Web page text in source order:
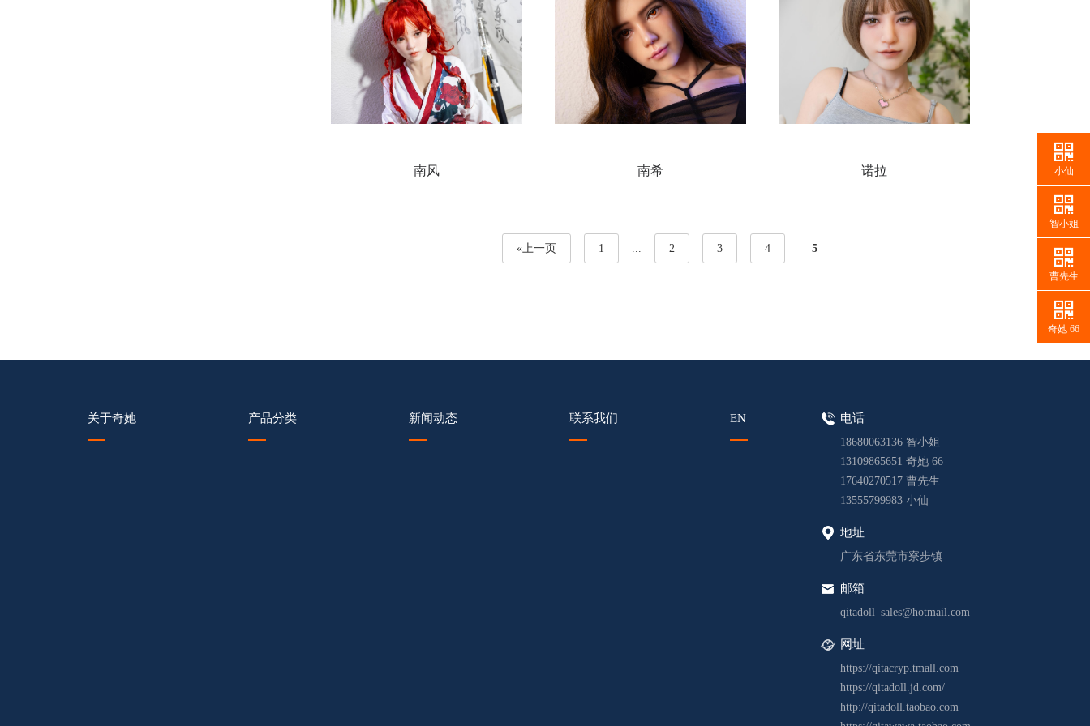
南风 南希 诺拉
«上一页 1 ... 2 3 4 5
关于奇她 产品分类 新闻动态 联系我们 EN 电话
18680063136 智小姐
13109865651 奇她 66
17640270517 曹先生
13555799983 小仙
地址
广东省东莞市寮步镇
邮箱
qitadoll_sales@hotmail.com
网址
https://qitacryp.tmall.com
https://qitadoll.jd.com/
http://qitadoll.taobao.com
小仙
智小姐
曹先生
奇她 66